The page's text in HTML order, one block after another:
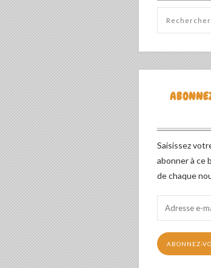
Saisissez
abonner à ce
de chaque
mail
ABONNEZ-